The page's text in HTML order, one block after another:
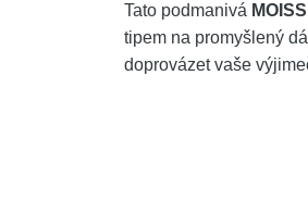
Tato podmanivá
tipem na promyšlený
doprovázet vaše